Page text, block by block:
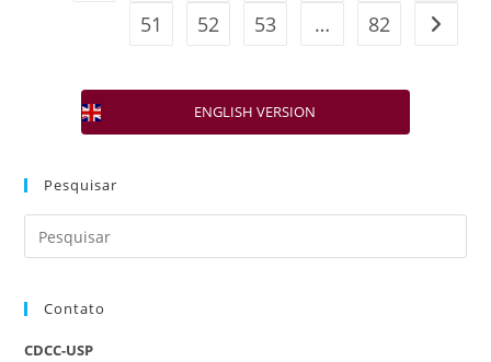
51
52 53 … 82
ENGLISH VERSION
Pesquisar
Contato
CDCC-USP